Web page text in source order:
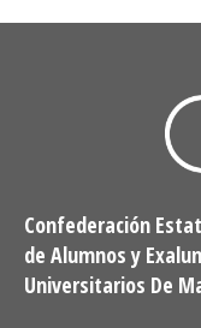
Confederación
de Alumnos y
Universitarios De